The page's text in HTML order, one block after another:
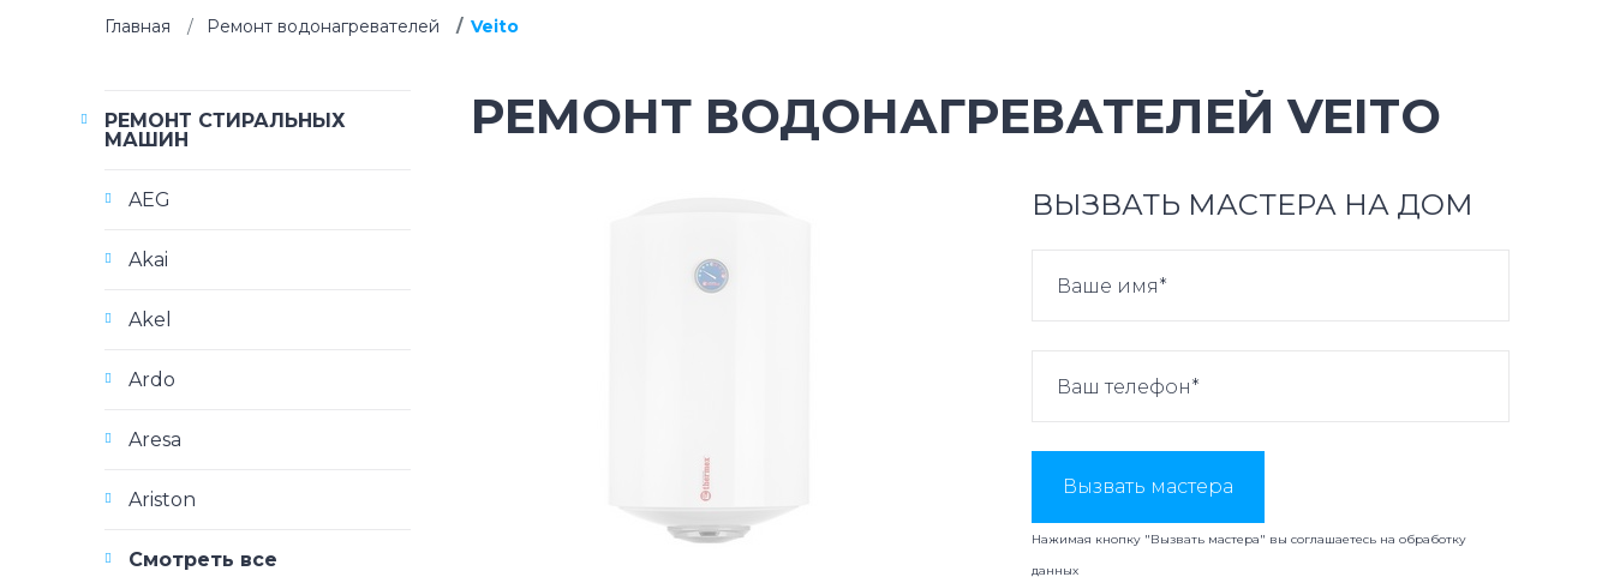
Главная Ремонт водонагревателей Veito
РЕМОНТ ВОДОНАГРЕВАТЕЛЕЙ VEITO
ВЫЗВАТЬ МАСТЕРА НА ДОМ
Вызвать мастера
Нажимая кнопку "Вызвать мастера" вы соглашаетесь наобработку
данных
РЕМОНТ СТИРАЛЬНЫХ
МАШИН
AEG
Akai
Akel
Ardo
Aresa
Ariston
Смотреть все